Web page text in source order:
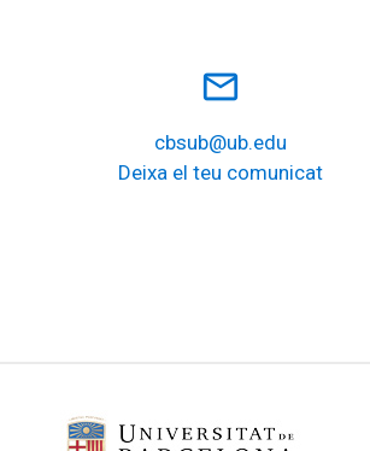
mail_outline
cbsub@ub.edu
Deixa el teu comunicat